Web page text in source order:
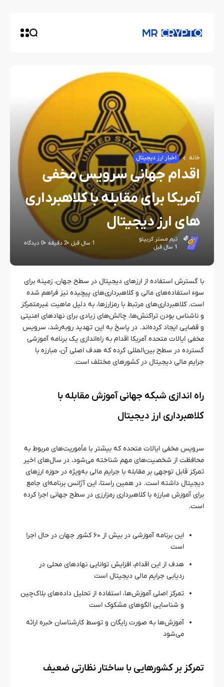
خانه اخبار ارز دیجیتال
اقدام جهانی سرویس مخفی
آمریکا برای مقابله با کلاهبرداری‌
های ارز دیجیتال
تیم مستر کریپتو
1 سال قبل
1 سال قبل 2 دقیقه 0 دیدگاه
با گسترش استفاده از ارزهای دیجیتال در سطح جهان، زمینه برای
سوء استفاده‌های مالی و کلاهبرداری‌های پیچیده نیز فراهم شده
است. کلاهبرداری‌های مرتبط با رمزارزها، به دلیل ماهیت غیرمتمرکز
و ناشناس بودن تراکنش‌ها، چالش‌های زیادی برای نهادهای امنیتی
و قضایی ایجاد کرده‌اند. در پاسخ به این تهدید رو‌به‌رشد، سرویس
مخفی ایالات متحده آمریکا اقدام به راه‌اندازی یک برنامه آموزشی
گسترده در سطح بین‌المللی کرده که هدف اصلی آن، مبارزه با
جرایم مالی دیجیتال در کشورهای مختلف است.
راه‌ اندازی شبکه جهانی آموزش مقابله با
کلاهبرداری ارز دیجیتال
سرویس مخفی ایالات متحده که بیشتر با مأموریت‌های مربوط به
محافظت از شخصیت‌های مهم شناخته می‌شود، در سال‌های اخیر
تمرکز قابل توجهی بر مقابله با جرایم مالی به‌ویژه در حوزه ارزهای
دیجیتال داشته است. در همین راستا، این آژانس برنامه‌ای جامع
برای آموزش مبارزه با کلاهبرداری رمزارزی در سطح جهانی اجرا کرده
است.
این برنامه آموزشی در بیش از ۶۰ کشور جهان در حال اجرا
است
هدف از این اقدام، افزایش توانایی نهادهای محلی در
ردیابی جرایم مالی دیجیتال است
تمرکز اصلی آموزش‌ها، استفاده از تحلیل داده‌های بلاک‌چین
و شناسایی الگوهای مشکوک است
آموزش‌ها به صورت رایگان و توسط کارشناسان خبره ارائه
می‌شود
تمرکز بر کشورهایی با ساختار نظارتی ضعیف